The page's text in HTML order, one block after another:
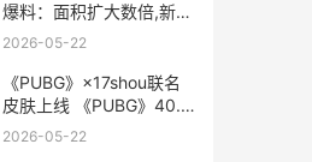
爆料：面积扩大数倍,新增
多样副本 武林志全事件
2026-05-22
《PUBG》×17shou联名
皮肤上线 《PUBG》40.2
版本更新
2026-05-22